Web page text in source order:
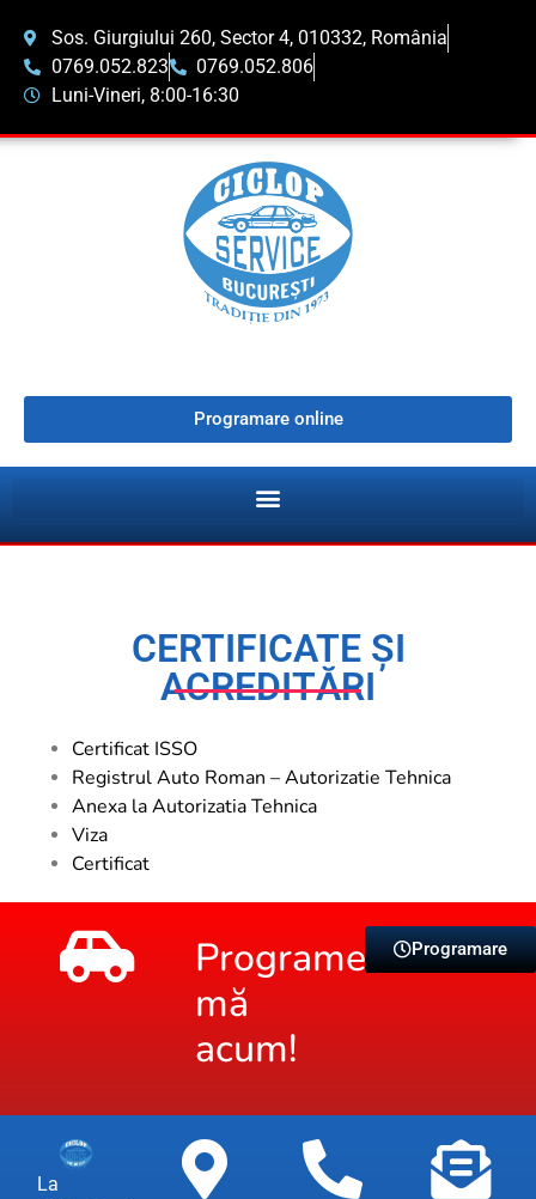
Sos. Giurgiului 260, Sector 4, 010332, România
0769.052.823
0769.052.806
Luni-Vineri, 8:00-16:30
Programare online
CERTIFICATE ȘI
ACREDITĂRI
Certificat ISSO
Registrul Auto Roman – Autorizatie Tehnica
Anexa la Autorizatia Tehnica
Viza
Certificat
Programează-
mă
acum!
Programare
La